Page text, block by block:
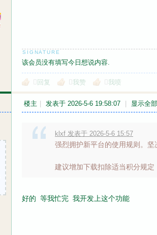
该会员没有填写今日想说内容.
回复 我赞 我喷
楼主 发表于 2026-5-6 19:58:07 显示全
klxf 发表于 2026-5-6 15:57
强烈拥护新平台的使用规则。
建议增加下载扣除适当积分规
好的 等我忙完 我开发上这个功能